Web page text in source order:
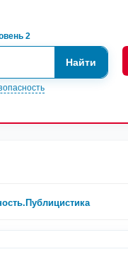
2
Найти